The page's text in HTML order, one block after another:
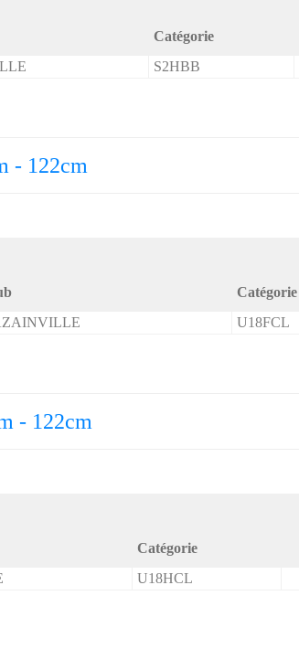
Catégorie
S2HBB
- 122cm
Catégorie
U18FCL
- 122cm
Catégorie
U18HCL